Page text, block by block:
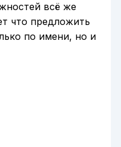
всё же
что предложить
по имени, но и